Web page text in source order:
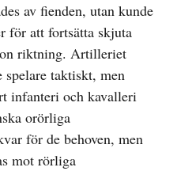
av fienden, utan kunde
för att fortsätta skjuta
riktning. Artilleriet
taktiskt, men
infanteri och kavalleri
orörliga
för de behoven, men
mot rörliga